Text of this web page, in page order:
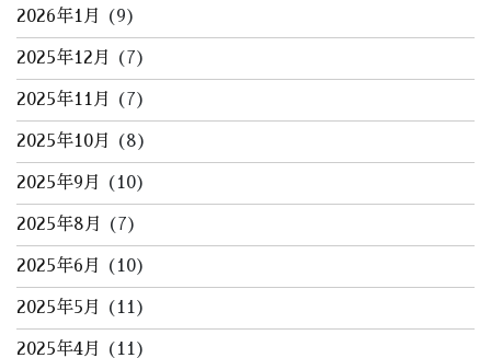
2026年1月 (9)
2025年12月 (7)
2025年11月 (7)
2025年10月 (8)
2025年9月 (10)
2025年8月 (7)
2025年6月 (10)
2025年5月 (11)
2025年4月 (11)